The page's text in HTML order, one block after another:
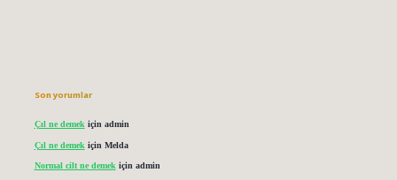
Son yorumlar
Çıl ne demek için admin
Çıl ne demek için Melda
Normal cilt ne demekiçin admin